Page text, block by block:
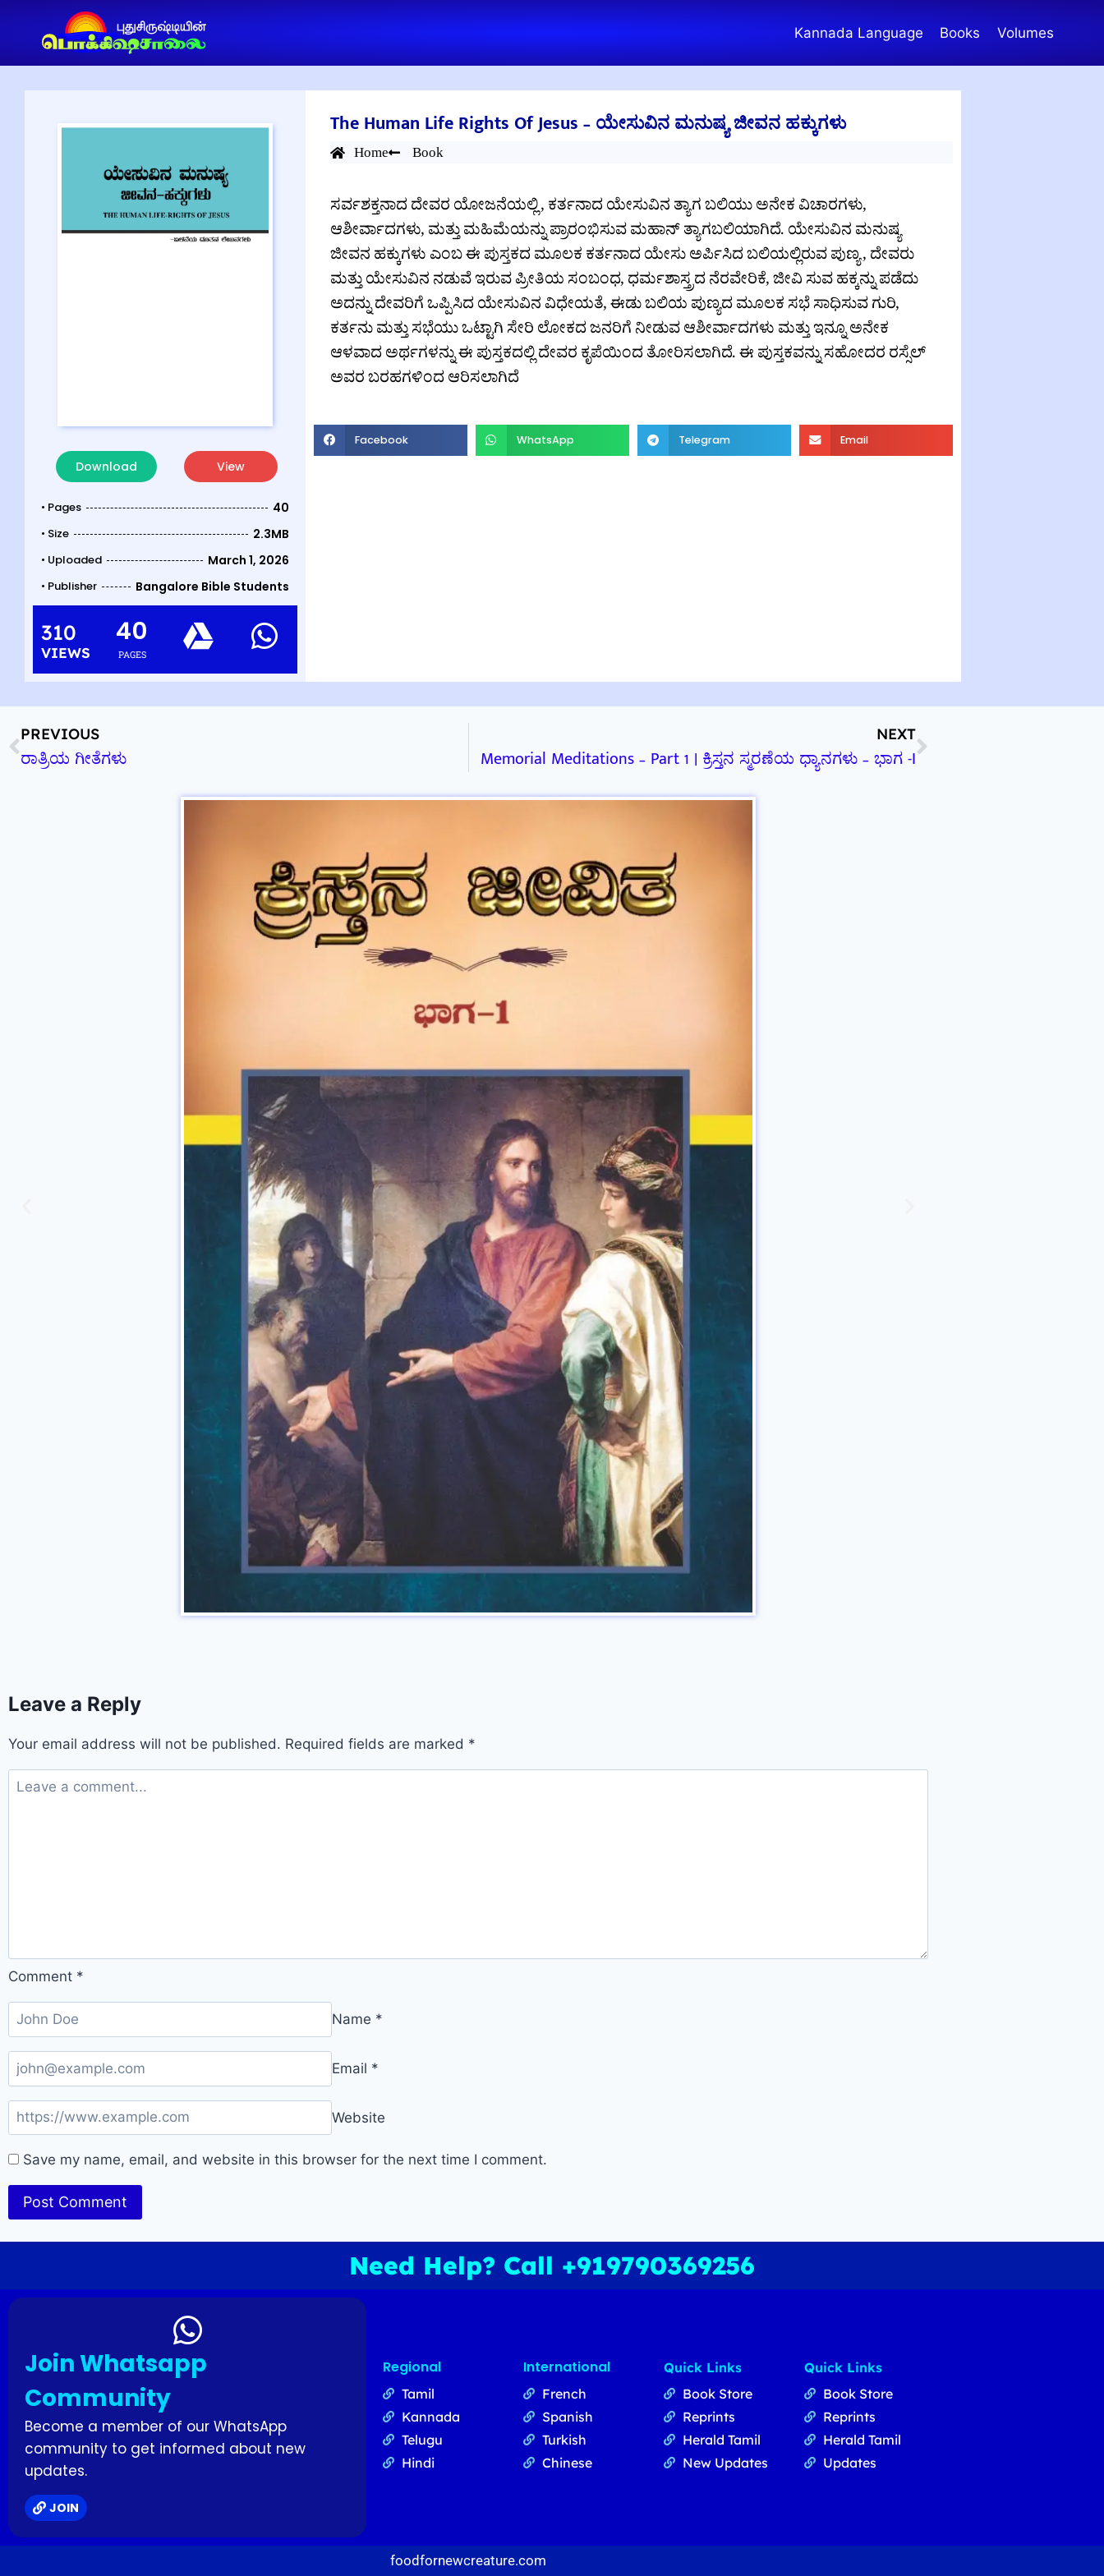
Kannada Language Books Volumes
Download View
• Pages 40
• Size 2.3MB
• Uploaded March 1, 2026
• Publisher Bangalore Bible Students
310
VIEWS PAGES
40
The Human Life Rights Of Jesus – ಯೇಸುವಿನ ಮನುಷ್ಯ ಜೀವನ ಹಕ್ಕುಗಳು
Home Book
ಸರ್ವಶಕ್ತನಾದ ದೇವರ ಯೋಜನೆಯಲ್ಲಿ , ಕರ್ತನಾದ ಯೇಸುವಿನ ತ್ಯಾಗ ಬಲಿಯು ಅನೇಕ ವಿಚಾರಗಳು,
ಆಶೀರ್ವಾದಗಳು, ಮತ್ತು ಮಹಿಮೆಯನ್ನು ಪ್ರಾರಂಭಿಸುವ ಮಹಾನ್ ತ್ಯಾಗಬಲಿಯಾಗಿದೆ. ಯೇಸುವಿನ ಮನುಷ್ಯ
ಜೀವನ ಹಕ್ಕುಗಳು ಎಂಬ ಈ ಪುಸ್ತಕದ ಮೂಲಕ ಕರ್ತನಾದ ಯೇಸು ಅರ್ಪಿಸಿದ ಬಲಿಯಲ್ಲಿರುವ ಪುಣ್ಯ , ದೇವರು
ಮತ್ತು ಯೇಸುವಿನ ನಡುವೆ ಇರುವ ಪ್ರೀತಿಯ ಸಂಬಂಧ, ಧರ್ಮಶಾಸ್ತ್ರದ ನೆರವೇರಿಕೆ, ಜೀವಿ ಸುವ ಹಕ್ಕನ್ನು ಪಡೆದು
ಅದನ್ನು ದೇವರಿಗೆ ಒಪ್ಪಿಸಿದ ಯೇಸುವಿನ ವಿಧೇಯತೆ, ಈಡು ಬಲಿಯ ಪುಣ್ಯದ ಮೂಲಕ ಸಭೆ ಸಾಧಿಸುವ ಗುರಿ,
ಕರ್ತನು ಮತ್ತು ಸಭೆಯು ಒಟ್ಟಾಗಿ ಸೇರಿ ಲೋಕದ ಜನರಿಗೆ ನೀಡುವ ಆಶೀರ್ವಾದಗಳು ಮತ್ತು ಇನ್ನೂ ಅನೇಕ
ಆಳವಾದ ಅರ್ಥಗಳನ್ನು ಈ ಪುಸ್ತಕದಲ್ಲಿ ದೇವರ ಕೃಪೆಯಿಂದ ತೋರಿಸಲಾಗಿದೆ. ಈ ಪುಸ್ತಕವನ್ನು ಸಹೋದರ ರಸ್ಸೆಲ್
ಅವರ ಬರಹಗಳಿಂದ ಆರಿಸಲಾಗಿದೆ
Facebook WhatsApp Telegram Email
PREVIOUS
ರಾತ್ರಿಯ ಗೀತೆಗಳು
NEXT
Memorial Meditations – Part 1 | ಕ್ರಿಸ್ತನ ಸ್ಮರಣೆಯ ಧ್ಯಾನಗಳು – ಭಾಗ -I
Leave a Reply
Your email address will not be published. Required fields are marked *
Comment *
Name *
Email *
Website
Save my name, email, and website in this browser for the next time I comment.
Need Help? Call +919790369256
Join Whatsapp
Community
Become a member of our WhatsApp
community to get informed about new
updates.
JOIN
Regional
Tamil
Kannada
Telugu
Hindi
International
French
Spanish
Turkish
Chinese
Quick Links
Book Store
Reprints
Herald Tamil
New Updates
Quick Links
Book Store
Reprints
Herald Tamil
Updates
foodfornewcreature.com